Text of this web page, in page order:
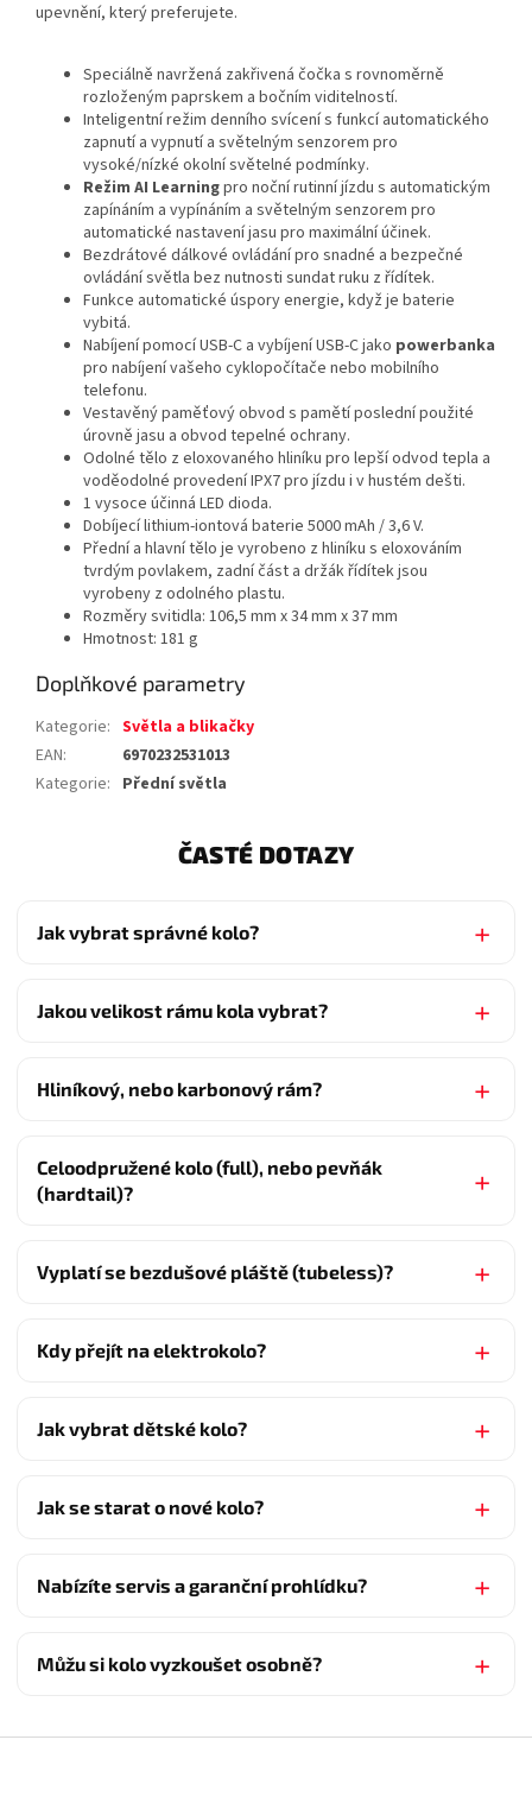
upevnění, který preferujete.
Speciálně navržená zakřivená čočka s rovnoměrně
rozloženým paprskem a bočním viditelností.
Inteligentní režim denního svícení s funkcí automatického
zapnutí a vypnutí a světelným senzorem pro
vysoké/nízké okolní světelné podmínky.
Režim AI Learningpro noční rutinní jízdu s automatickým
zapínáním a vypínáním a světelným senzorem pro
automatické nastavení jasu pro maximální účinek.
Bezdrátové dálkové ovládání pro snadné a bezpečné
ovládání světla bez nutnosti sundat ruku z řídítek.
Funkce automatické úspory energie, když je baterie
vybitá.
Nabíjení pomocí USB-C a vybíjení USB-C jako powerbanka
pro nabíjení vašeho cyklopočítače nebo mobilního
telefonu.
Vestavěný paměťový obvod s pamětí poslední použité
úrovně jasu a obvod tepelné ochrany.
Odolné tělo z eloxovaného hliníku pro lepší odvod tepla a
voděodolné provedení IPX7 pro jízdu i v hustém dešti.
1 vysoce účinná LED dioda.
Dobíjecí lithium-iontová baterie 5000 mAh / 3,6 V.
Přední a hlavní tělo je vyrobeno z hliníku s eloxováním
tvrdým povlakem, zadní část a držák řídítek jsou
vyrobeny z odolného plastu.
Rozměry svitidla: 106,5 mm x 34 mm x 37 mm
Hmotnost: 181 g
Doplňkové parametry
Kategorie: Světla a blikačky
EAN:
6970232531013
Kategorie: Přední světla
ČASTÉ DOTAZY
Jak vybrat správné kolo?
Jakou velikost rámu kola vybrat?
Hliníkový, nebo karbonový rám?
Celoodpružené kolo (full), nebo pevňák
(hardtail)?
Vyplatí se bezdušové pláště (tubeless)?
Kdy přejít na elektrokolo?
Jak vybrat dětské kolo?
Jak se starat o nové kolo?
Nabízíte servis a garanční prohlídku?
Můžu si kolo vyzkoušet osobně?